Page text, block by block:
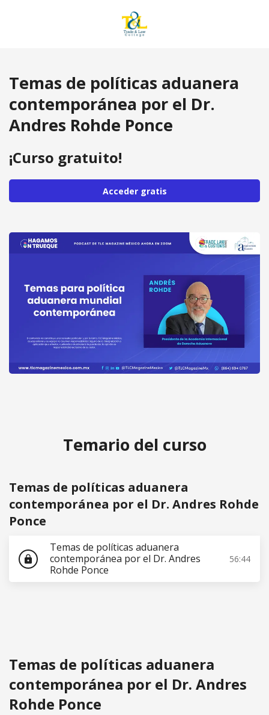
Temas de políticas aduanera
contemporánea por el Dr.
Andres Rohde Ponce
¡Curso gratuito!
Acceder gratis
Temario del curso
Temas de políticas aduanera
contemporánea por el Dr. Andres Rohde
Ponce
lock
Temas de políticas aduanera
contemporánea por el Dr. Andres
Rohde Ponce
56:44
Temas de políticas aduanera
contemporánea por el Dr. Andres
Rohde Ponce